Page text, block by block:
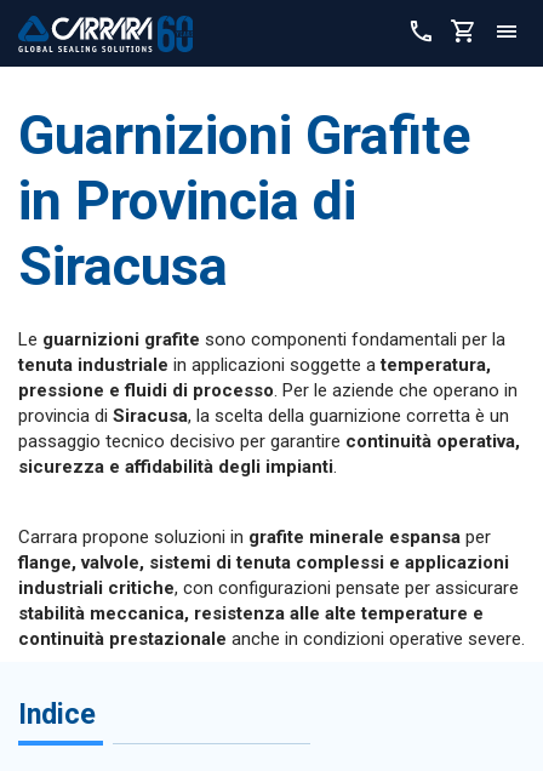
Guarnizioni Grafite
in Provincia di
Siracusa
Le guarnizioni grafite sono componenti fondamentali per la
tenuta industriale in applicazioni soggette atemperatura,
pressione e fluidi di processo . Per le aziende che operano in
provincia di Siracusa, la scelta della guarnizione corretta è un
passaggio tecnico decisivo per garantire continuità operativa,
sicurezza e affidabilità degli impianti
Carrara propone soluzioni in grafite minerale espansa per
flange, valvole, sistemi di tenuta complessi e applicazioni
industriali critiche, con configurazioni pensate per assicurare
stabilità meccanica, resistenza alle alte temperature e
continuità prestazionale anche in condizioni operative severe.
Indice